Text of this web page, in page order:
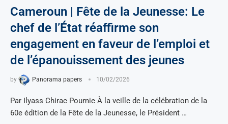
Cameroun | Fête de la Jeunesse: Le
chef de l’État réaffirme son
engagement en faveur de l’emploi et
de l’épanouissement des jeunes
by Panorama papers 10/02/2026
Par Ilyass Chirac Poumie À la veille de la célébration de la
60e édition de la Fête de la Jeunesse, le Président …